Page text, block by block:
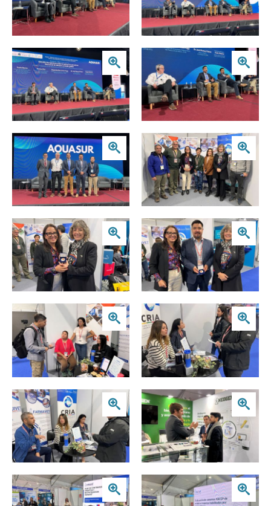
Zoom Zoom
Zoom Zoom
Zoom Zoom
Zoom Zoom
Zoom Zoom
Zoom Zoom